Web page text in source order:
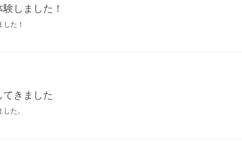
しました！
た！
きました
た。